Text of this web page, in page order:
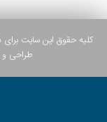
کلیه حقوق این سایت
طراحی و